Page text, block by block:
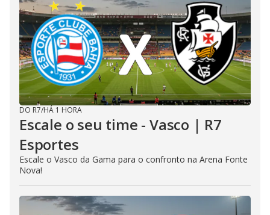
DO R7/HÁ 1 HORA
Escale o seu time - Vasco | R7
Esportes
Escale o Vasco da Gama para o confronto na Arena Fonte
Nova!